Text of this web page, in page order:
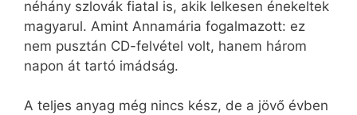
néhány szlovák fiatal is, akik lelkesen énekeltek
magyarul. Amint Annamária fogalmazott: ez
nem pusztán CD-felvétel volt, hanem három
napon át tartó imádság.
A teljes anyag még nincs kész, de a jövő évben